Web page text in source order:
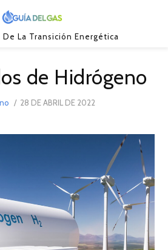
De La Transición Energética
de Hidrógeno
POSTED
28 DE ABRIL DE 2022